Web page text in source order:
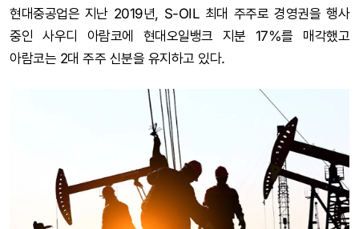
현대중공업은 지난 2019년, S-OIL 최대 주주로 경영권을 행사
중인 사우디 아람코에 현대오일뱅크 지분 17%를 매각했고
아람코는 2대 주주 신분을 유지하고 있다.